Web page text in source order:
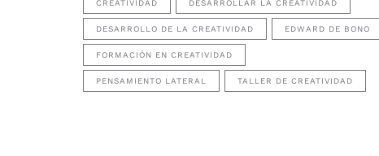
CREATIVIDAD DESARROLLAR LA CREATIVIDAD
DESARROLLO DE LA CREATIVIDAD EDWARD DE BONO
FORMACIÓN EN CREATIVIDAD
PENSAMIENTO LATERAL TALLER DE CREATIVIDAD